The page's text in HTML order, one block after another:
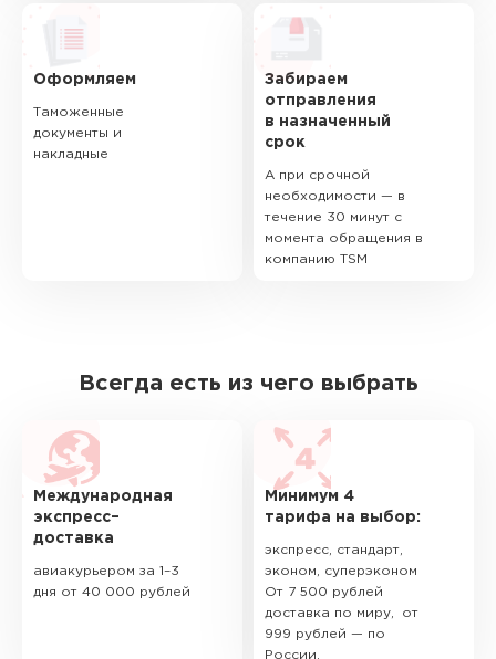
Оформляем
Таможенные
документы и
накладные
Забираем
отправления
в назначенный
срок
А при срочной
необходимости — в
течение 30 минут с
момента обращения в
компанию TSM
Всегда есть из чего выбрать
Международная
экспресс–
доставка
авиакурьером за 1–3
дня от 40 000 рублей
Минимум 4
тарифа на выбор:
экспресс, стандарт,
эконом, суперэконом
От 7 500 рублей
доставка по миру, от
999 рублей — по
России.